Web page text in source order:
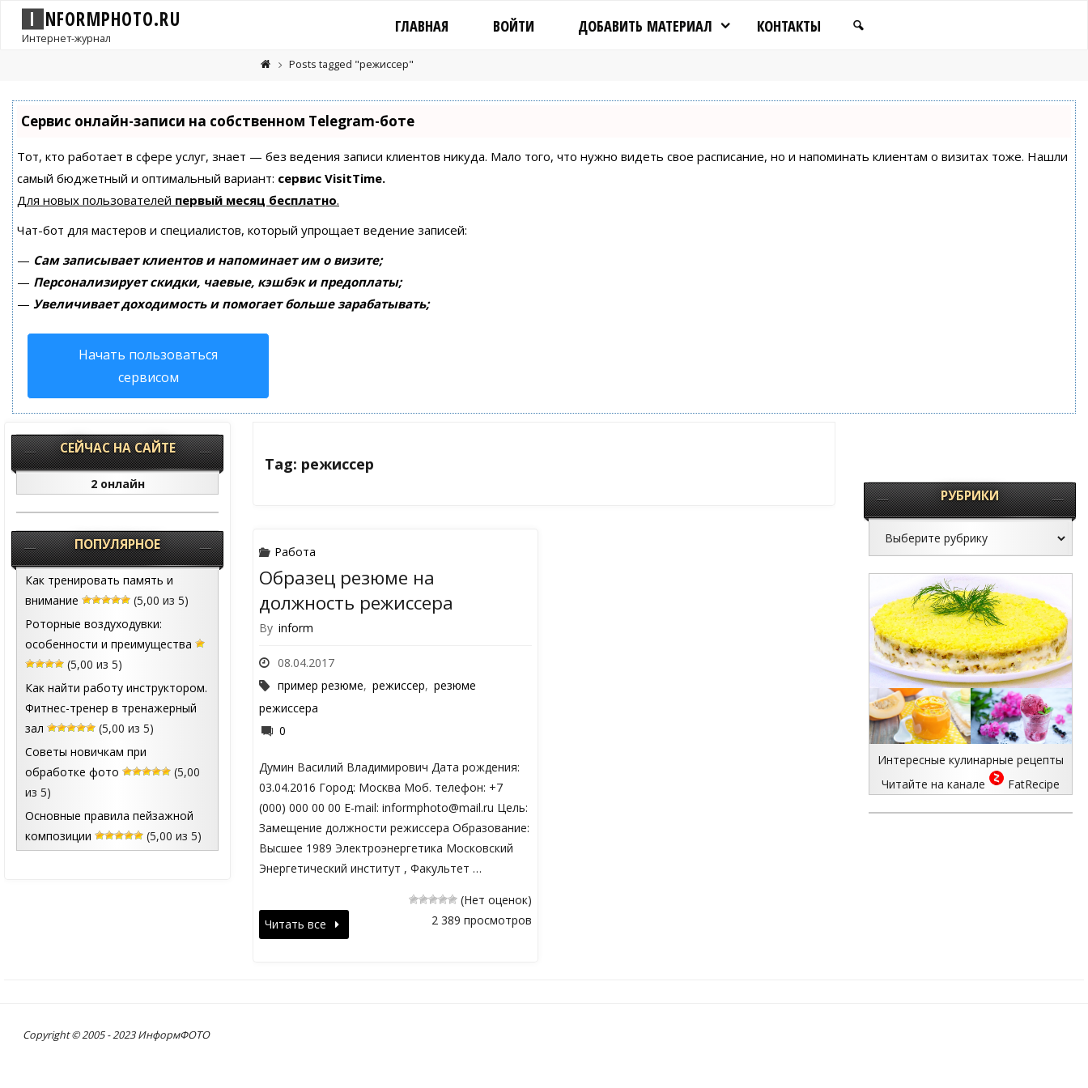
I NFORMPHOTO.RU
Интернет-журнал
ГЛАВНАЯ ВОЙТИ ДОБАВИТЬ МАТЕРИАЛ КОНТАКТЫ
Posts tagged "режиссер"
Сервис онлайн-записи на собственном Telegram-боте
Тот, кто работает в сфере услуг, знает — без ведения записи клиентов никуда. Мало того, что нужно видеть свое расписание, но и напоминать клиентам о визитах тоже. Нашли
самый бюджетный и оптимальный вариант: сервис VisitTime.
Для новых пользователей первый месяц бесплатно.
Чат-бот для мастеров и специалистов, который упрощает ведение записей:
— Сам записывает клиентов и напоминает им о визите;
— Персонализирует скидки, чаевые, кэшбэк и предоплаты;
— Увеличивает доходимость и помогает больше зарабатывать;
Начать пользоваться
сервисом
Tag: режиссер
Работа
Образец резюме на
должность режиссера
By inform
08.04.2017
пример резюме, режиссер, резюме
режиссера
0
Думин Василий Владимирович Дата рождения:
03.04.2016 Город: Москва Моб. телефон: +7
(000) 000 00 00 E-mail: informphoto@mail.ru Цель:
Замещение должности режиссера Образование:
Высшее 1989 Электроэнергетика Московский
Энергетический институт , Факультет …
(Нет оценок)
2 389 просмотров
Читать все
СЕЙЧАС НА САЙТЕ
2 онлайн
ПОПУЛЯРНОЕ
Как тренировать память и
внимание
(5,00 из 5)
Роторные воздуходувки:
особенности и преимущества
(5,00 из 5)
Как найти работу инструктором.
Фитнес-тренер в тренажерный
зал
(5,00 из 5)
Советы новичкам при
обработке фото
(5,00
из 5)
Основные правила пейзажной
композиции
(5,00 из 5)
РУБРИКИ
Интересные кулинарные рецепты
Читайте на канале
FatRecipe
Copyright © 2005 - 2023 ИнформФОТО